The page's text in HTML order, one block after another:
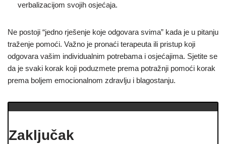
verbalizacijom svojih osjećaja.
Ne postoji “jedno rješenje koje odgovara svima” kada je u pitanju
traženje pomoći. Važno je pronaći terapeuta ili pristup koji
odgovara vašim individualnim potrebama i osjećajima. Sjetite se
da je svaki korak koji poduzmete prema potražnji pomoći korak
prema boljem emocionalnom zdravlju i blagostanju.
Zaključak